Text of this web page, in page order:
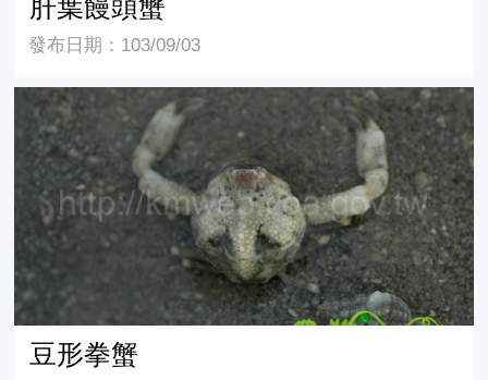
發布日期：103/09/03
豆形拳蟹
豆形拳蟹